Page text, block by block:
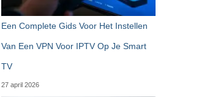
Een Complete Gids Voor Het Instellen
Van Een VPN Voor IPTV Op Je Smart
TV
27 april 2026